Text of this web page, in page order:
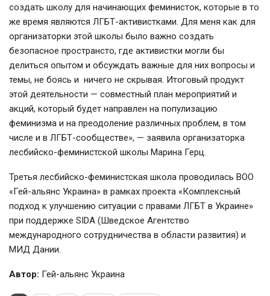
создать школу для начинающих феминисток, которые в то
же время являются ЛГБТ-активистками. Для меня как для
организаторки этой школы было важно создать
безопасное пространсто, где активистки могли бы
делиться опытом и обсуждать важные для них вопросы и
темы, не боясь и ничего не скрывая. Итоговый продукт
этой деятельности — совместный план мероприятий и
акций, который будет направлен на популизацию
феминизма и на преодоление различных проблем, в том
числе и в ЛГБТ-сообществе», — заявила организаторка
лесбийско-феминистской школы Марина Герц.
Третья лесбийско-феминистская школа проводилась ВОО
«Гей-альянс Украина» в рамках проекта «Комплексный
подход к улучшению ситуации с правами ЛГБТ в Украине»
при поддержке SIDA (Шведское Агентство
международного сотрудничества в области развития) и
МИД Дании.
Автор: Гей-альянс Украина